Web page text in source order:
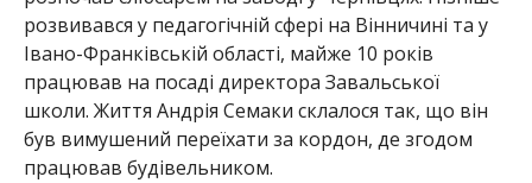
розвивався у педагогічній сфері на Вінничині та у
Івано-Франківській області, майже 10 років
працював на посаді директора Завальської
школи. Життя Андрія Семаки склалося так, що він
був вимушений переїхати за кордон, де згодом
працював будівельником.